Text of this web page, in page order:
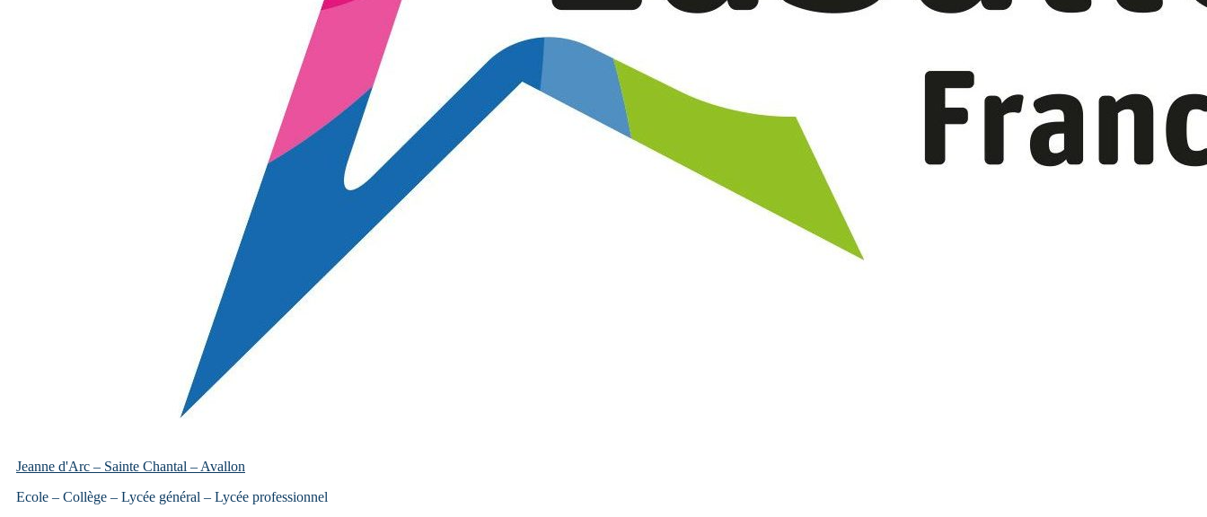
Jeanne d'Arc – Sainte Chantal – Avallon
Ecole – Collège – Lycée général – Lycée professionnel